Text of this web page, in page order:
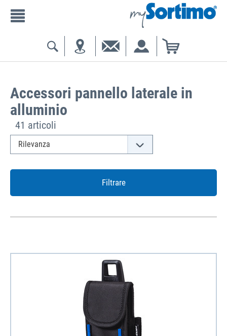
Accessori pannello laterale in
alluminio
41 articoli
Filtrare